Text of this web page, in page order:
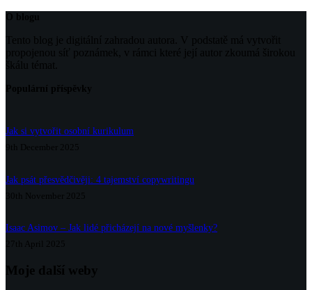
O blogu
Tento blog je digitální zahradou autora. V podstatě má vytvořit
propojenou síť poznámek, v rámci které její autor zkoumá širokou
škálu témat.
Populární příspěvky
Jak si vytvořit osobní kurikulum
9th December 2025
Jak psát přesvědčivěji: 4 tajemství copywritingu
30th November 2025
Isaac Asimov – Jak lidé přicházejí na nové myšlenky?
27th April 2025
Moje další weby